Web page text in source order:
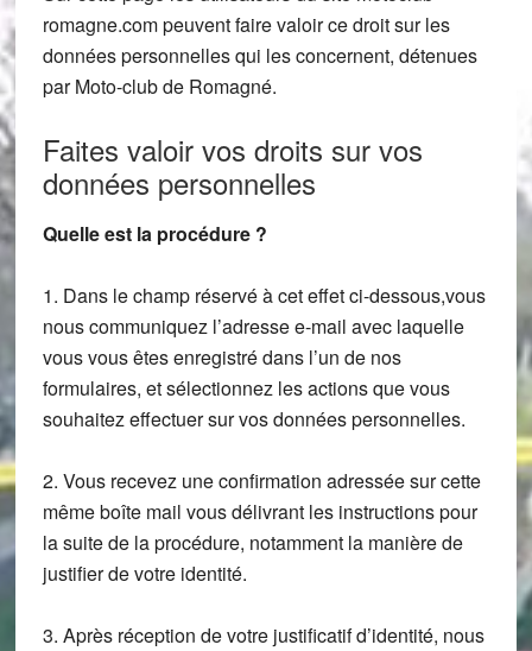
romagne.com peuvent faire valoir ce droit sur les
données personnelles qui les concernent, détenues
par Moto-club de Romagné.
Faites valoir vos droits sur vos
données personnelles
Quelle est la procédure ?
1. Dans le champ réservé à cet effet ci-dessous,vous
nous communiquez l’adresse e-mail avec laquelle
vous vous êtes enregistré dans l’un de nos
formulaires, et sélectionnez les actions que vous
souhaitez effectuer sur vos données personnelles.
2. Vous recevez une confirmation adressée sur cette
même boîte mail vous délivrant les instructions pour
la suite de la procédure, notamment la manière de
justifier de votre identité.
3. Après réception de votre justificatif d’identité, nous